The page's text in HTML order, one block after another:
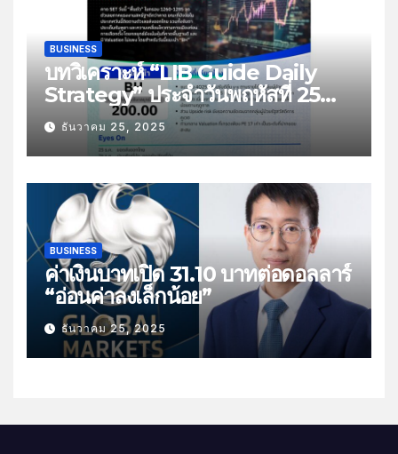
BUSINESS
บทวิเคราะห์ “LIB Guide Daily
Strategy” ประจำวันพฤหัสที่ 25
ธันวาคม 2568 หัวข้อ “ติดตามยอด
ส่งออกไทย”
ธันวาคม 25, 2025
BUSINESS
ค่าเงินบาทเปิด 31.10 บาทต่อดอลลาร์
“อ่อนค่าลงเล็กน้อย”
ธันวาคม 25, 2025